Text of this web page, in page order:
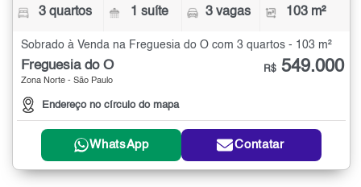
3 quartos 1 suíte 3 vagas 103 m²
Sobrado à Venda na Freguesia do Ó com 3 quartos - 103 m²
Freguesia do Ó
Zona Norte - São Paulo
Endereço no círculo do mapa
R$ 549.000
WhatsApp Contatar